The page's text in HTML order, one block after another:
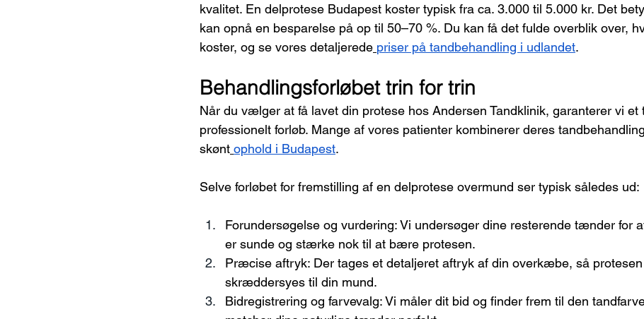
kvalitet. En delprotese Budapest koster typisk fra ca. 3.000 til 5.000 kr. Det
kan opnå en besparelse på op til 50–70 %. Du kan få det fulde overblik over,
koster, og se vores detaljerede priser på tandbehandling i udlandet.
Behandlingsforløbet trin for trin
Når du vælger at få lavet din protese hos Andersen Tandklinik, garanterer vi et
professionelt forløb. Mange af vores patienter kombinerer deres
skønt ophold i Budapest.
Selve forløbet for fremstilling af en delprotese overmund ser typisk således ud:
Forundersøgelse og vurdering: Vi undersøger dine resterende tænder for
er sunde og stærke nok til at bære protesen.
Præcise aftryk: Der tages et detaljeret aftryk af din overkæbe, så
skræddersyes til din mund.
Bidregistrering og farvevalg: Vi måler dit bid og finder frem til den